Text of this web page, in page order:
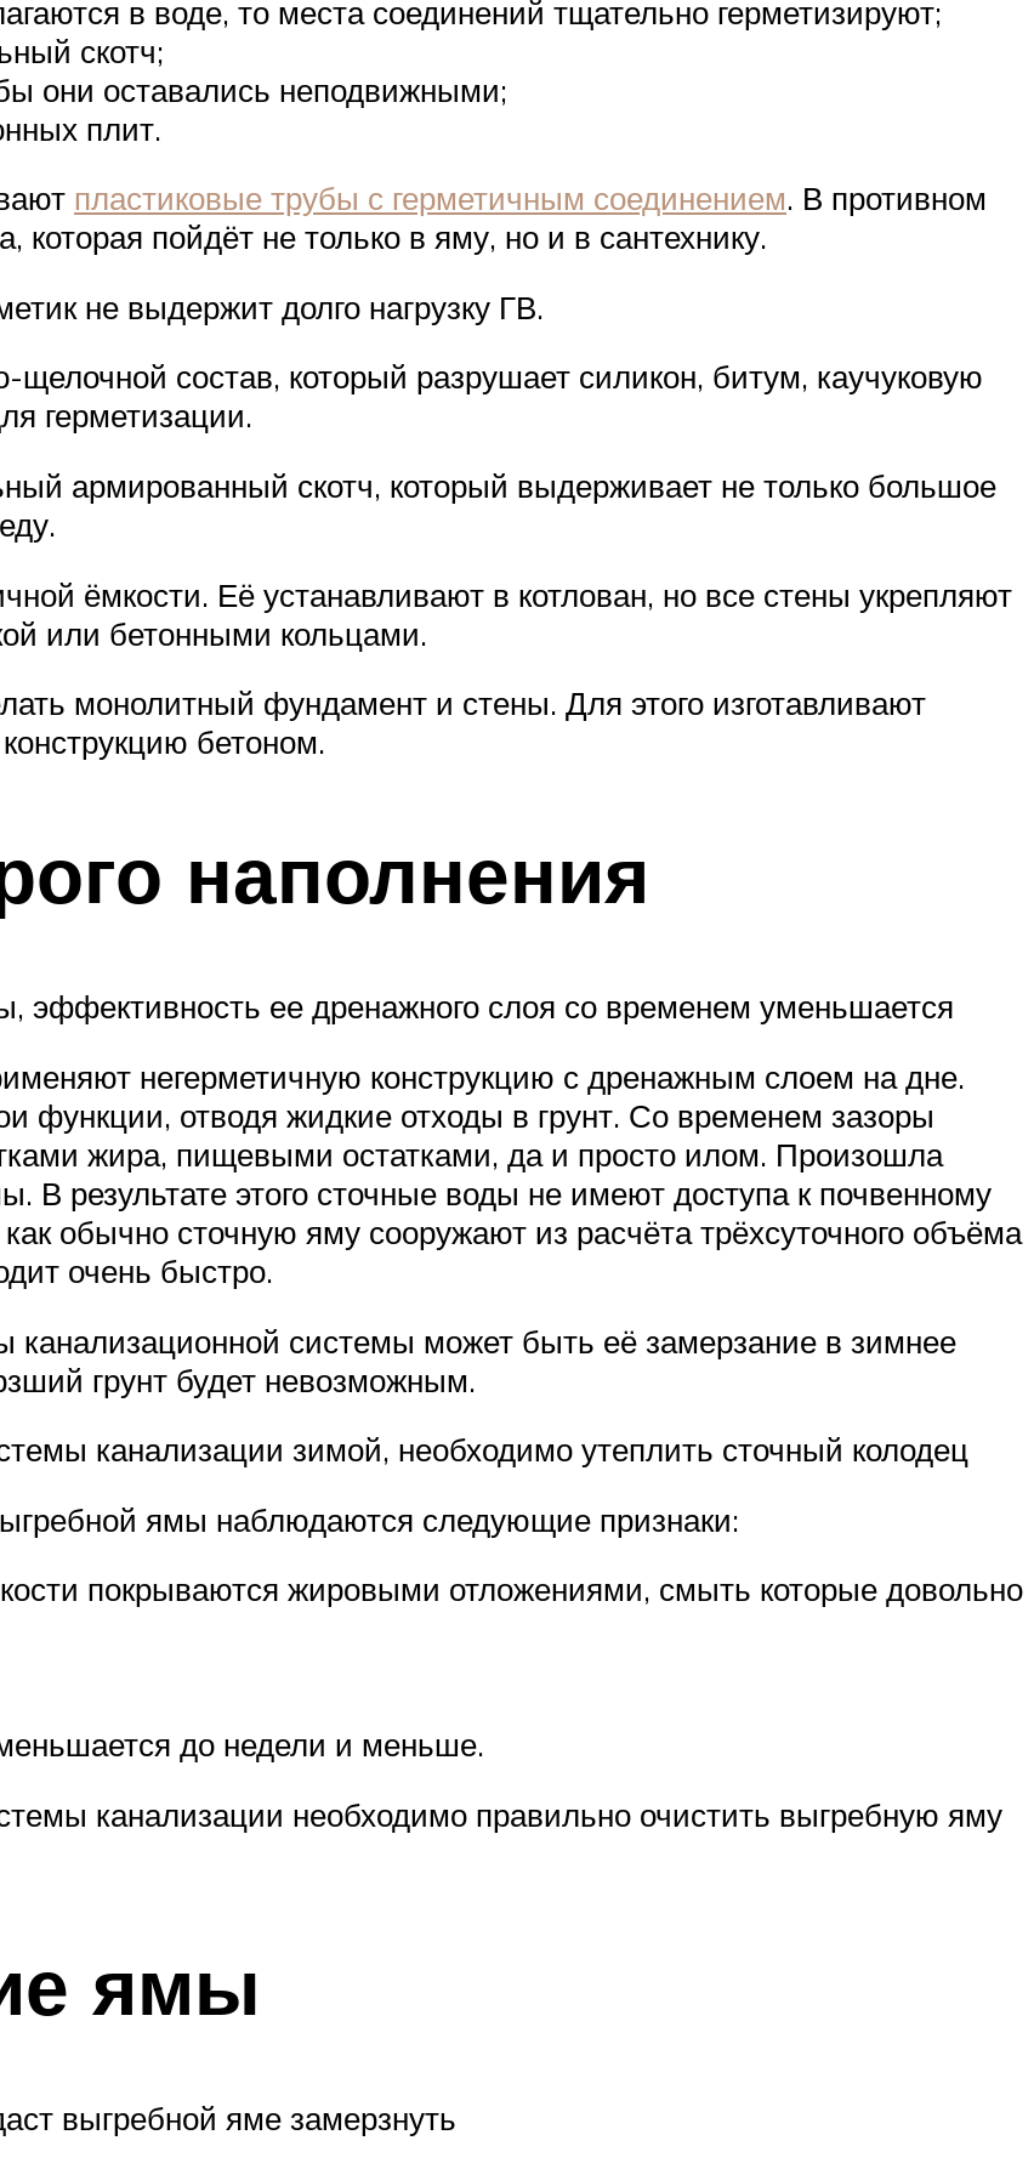
в воде, то места соединений тщательно герметизируют;
скотч;
они оставались неподвижными;
плит.
пластиковые трубы с герметичным соединением. В противном
которая пойдёт не только в яму, но и в сантехнику.
не выдержит долго нагрузку ГВ.
состав, который разрушает силикон, битум, каучуковую
герметизации.
армированный скотч, который выдерживает не только большое
ёмкости. Её устанавливают в котлован, но все стены укрепляют
или бетонными кольцами.
монолитный фундамент и стены. Для этого изготавливают
бетоном.
наполнения
эффективность ее дренажного слоя со временем уменьшается
негерметичную конструкцию с дренажным слоем на дне.
функции, отводя жидкие отходы в грунт. Со временем зазоры
жира, пищевыми остатками, да и просто илом. Произошла
В результате этого сточные воды не имеют доступа к почвенному
обычно сточную яму сооружают из расчёта трёхсуточного объёма
очень быстро.
канализационной системы может быть её замерзание в зимнее
грунт будет невозможным.
канализации зимой, необходимо утеплить сточный колодец
ямы наблюдаются следующие признаки:
покрываются жировыми отложениями, смыть которые довольно
до недели и меньше.
канализации необходимо правильно очистить выгребную яму
ямы
выгребной яме замерзнуть